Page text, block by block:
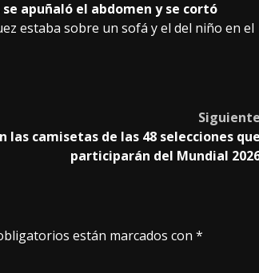
se apuñaló el abdomen y se cortó
estaba sobre un sofá y el del niño en el
Siguiente
las camisetas de las 48 selecciones que
participarán del Mundial
están marcados con *